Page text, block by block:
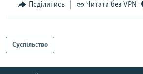
Поділитись Читати без VPN
Суспільство